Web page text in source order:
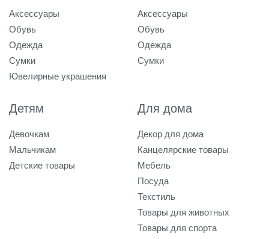
Аксессуары
Обувь
Одежда
Сумки
Ювелирные украшения
Аксессуары
Обувь
Одежда
Сумки
Детям
Девочкам
Мальчикам
Детские товары
Для дома
Декор для дома
Канцелярские товары
Мебель
Посуда
Текстиль
Товары для животных
Товары для спорта